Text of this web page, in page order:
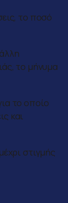
το ποσό
το μήνυμα
το οποίο
και
στιγμής